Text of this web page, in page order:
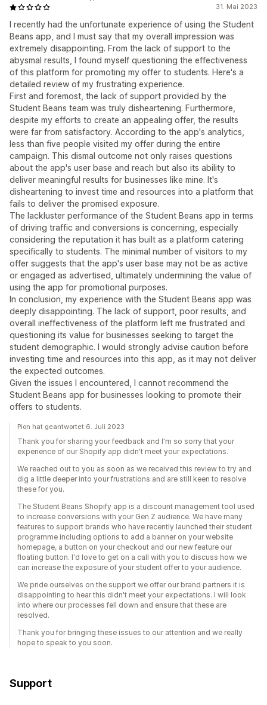
31. Mai 2023
I recently had the unfortunate experience of using the Student
Beans app, and I must say that my overall impression was
extremely disappointing. From the lack of support to the
abysmal results, I found myself questioning the effectiveness
of this platform for promoting my offer to students. Here's a
detailed review of my frustrating experience.
First and foremost, the lack of support provided by the
Student Beans team was truly disheartening. Furthermore,
despite my efforts to create an appealing offer, the results
were far from satisfactory. According to the app's analytics,
less than five people visited my offer during the entire
campaign. This dismal outcome not only raises questions
about the app's user base and reach but also its ability to
deliver meaningful results for businesses like mine. It's
disheartening to invest time and resources into a platform that
fails to deliver the promised exposure.
The lackluster performance of the Student Beans app in terms
of driving traffic and conversions is concerning, especially
considering the reputation it has built as a platform catering
specifically to students. The minimal number of visitors to my
offer suggests that the app's user base may not be as active
or engaged as advertised, ultimately undermining the value of
using the app for promotional purposes.
In conclusion, my experience with the Student Beans app was
deeply disappointing. The lack of support, poor results, and
overall ineffectiveness of the platform left me frustrated and
questioning its value for businesses seeking to target the
student demographic. I would strongly advise caution before
investing time and resources into this app, as it may not deliver
the expected outcomes.
Given the issues I encountered, I cannot recommend the
Student Beans app for businesses looking to promote their
offers to students.
Pion hat geantwortet 6. Juli 2023
Thank you for sharing your feedback and I'm so sorry that your
experience of our Shopify app didn't meet your expectations.
We reached out to you as soon as we received this review to try and
dig a little deeper into your frustrations and are still keen to resolve
these for you.
The Student Beans Shopify app is a discount management tool used
to increase conversions with your Gen Z audience. We have many
features to support brands who have recently launched their student
programme including options to add a banner on your website
homepage, a button on your checkout and our new feature our
floating button. I'd love to get on a call with you to discuss how we
can increase the exposure of your student offer to your audience.
We pride ourselves on the support we offer our brand partners it is
disappointing to hear this didn't meet your expectations. I will look
into where our processes fell down and ensure that these are
resolved.
Thank you for bringing these issues to our attention and we really
hope to speak to you soon.
Support